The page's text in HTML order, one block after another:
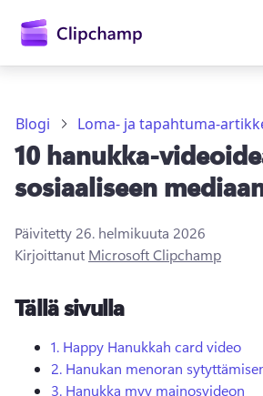
Kirjaudu sisään
Blogi Loma- ja tapahtuma-
10 hanukka-
sosiaaliseen
Päivitetty 26. helmikuuta 2026
Kirjoittanut Microsoft Clipchamp
Tällä sivulla
1. Happy Hanukkah card video
2. Hanukan menoran
3. Hanukka myy mainosvideon